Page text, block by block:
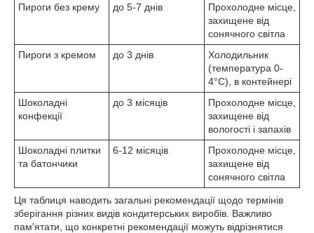
Пироги без крему
до 5-7 днів
Прохолодне місце,
захищене від
сонячного світла
Пироги з кремом
до 3 днів
Холодильник
(температура 0-
4°C), в контейнері
Шоколадні
конфекції
до 3 місяців
Прохолодне місце,
захищене від
вологості і запахів
Шоколадні плитки
та батончики
6-12 місяців
Прохолодне місце,
захищене від
сонячного світла
Ця таблиця наводить загальні рекомендації щодо термінів
зберігання різних видів кондитерських виробів. Важливо
пам'ятати, що конкретні рекомендації можуть відрізнятися